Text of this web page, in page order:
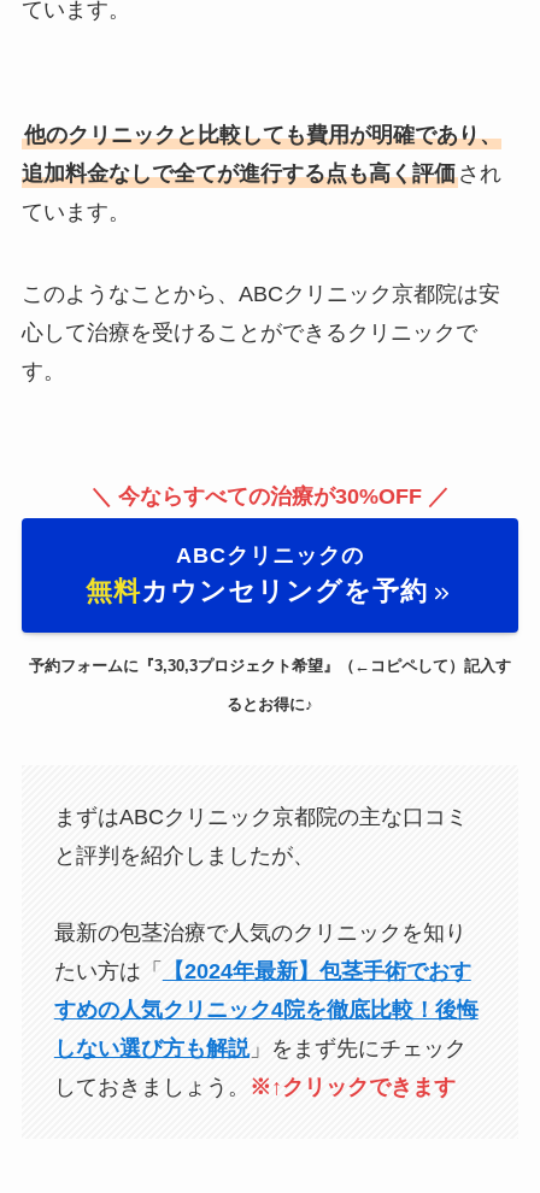
ています。
他のクリニックと比較しても費用が明確であり、
追加料金なしで全てが進行する点も高く評価され
ています。
このようなことから、ABCクリニック京都院は安
心して治療を受けることができるクリニックで
す。
＼ 今ならすべての治療が30%OFF ／
ABCクリニックの
無料カウンセリングを予約
予約フォームに『3,30,3プロジェクト希望』（←コピペして）記入す
るとお得に♪
まずはABCクリニック京都院の主な口コミ
と評判を紹介しましたが、
最新の包茎治療で人気のクリニックを知り
たい方は「
【2024年最新】包茎手術でおす
すめの人気クリニック4院を徹底比較！後悔
しない選び方も解説」をまず先にチェック
しておきましょう。
※↑クリックできます